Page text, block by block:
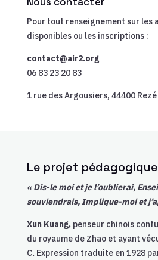
Pour tout renseignement sur les
disponibles ou les inscriptions :
contact@air2.org
06 83 23 20 83
1 rue des Argousiers, 44400 Rezé
Le projet pédagogique
« Dis-le moi et je l’oublierai,
souviendrais, Implique-moi et
Xun Kuang, penseur chinois
du royaume de Zhao et ayant
C.Expression traduite en 1928